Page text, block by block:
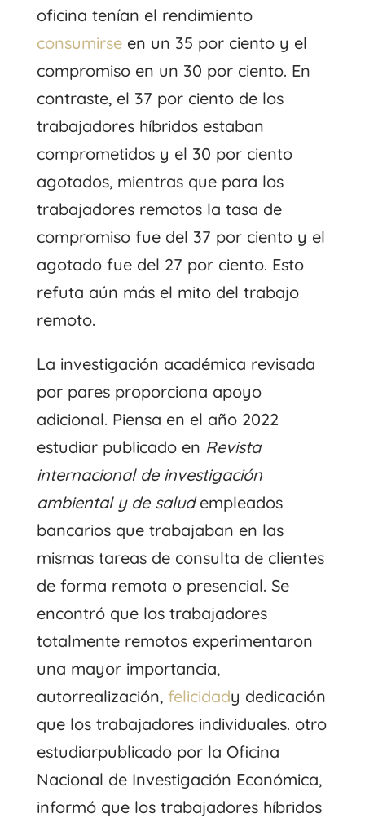
oficina tenían el rendimiento
consumirseen un 35 por ciento y el
compromiso en un 30 por ciento. En
contraste, el 37 por ciento de los
trabajadores híbridos estaban
comprometidos y el 30 por ciento
agotados, mientras que para los
trabajadores remotos la tasa de
compromiso fue del 37 por ciento y el
agotado fue del 27 por ciento. Esto
refuta aún más el mito del trabajo
remoto.
La investigación académica revisada
por pares proporciona apoyo
adicional. Piensa en el año 2022
estudiarpublicado en Revista
internacional de investigación
ambiental y de saludempleados
bancarios que trabajaban en las
mismas tareas de consulta de clientes
de forma remota o presencial. Se
encontró que los trabajadores
totalmente remotos experimentaron
una mayor importancia,
autorrealización, felicidady dedicación
que los trabajadores individuales. otro
estudiarpublicado por la Oficina
Nacional de Investigación Económica,
informó que los trabajadores híbridos